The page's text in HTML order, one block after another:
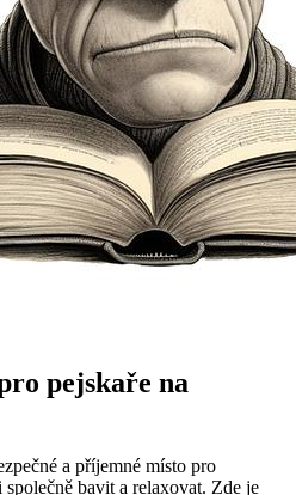
pejskaře na
a příjemné místo pro
bavit a relaxovat. Zde je